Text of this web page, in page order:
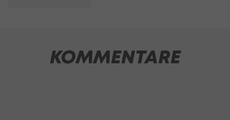
KOMMENTARE